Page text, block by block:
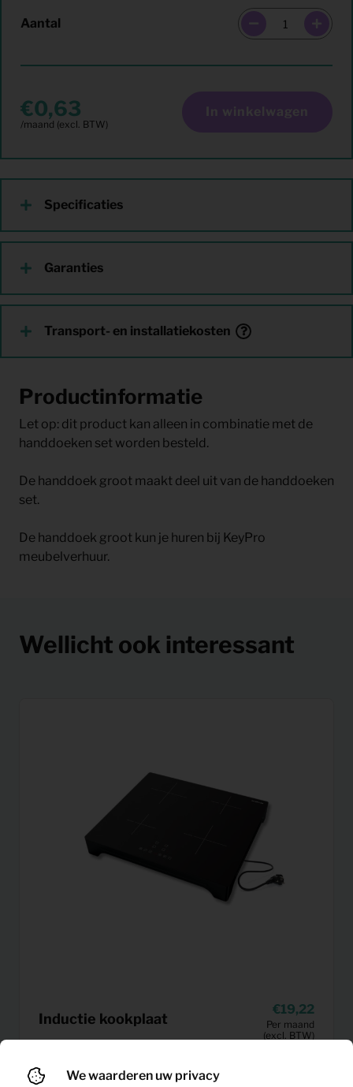
Aantal
0,63 In winkelwagen
Specificaties
Garanties
Transport- en installatiekosten
Productinformatie
Let op: dit product kan alleen in combinatie met de
handdoeken set worden besteld.
De handdoek groot maakt deel uit van de handdoeken
set.
De handdoek groot kun je huren bij KeyPro
meubelverhuur.
Wellicht ook interessant
Inductie kookplaat
19,22
Per maand
(excl. BTW)
We waarderen uw privacy